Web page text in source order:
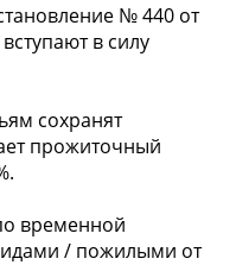
№ 440 от
в силу
сохранят
прожиточный
временной
/ пожилыми от